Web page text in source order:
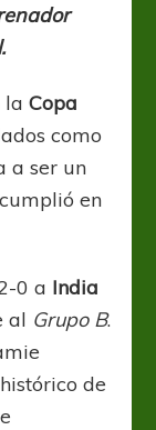
laCopa
como
a ser un
en
0 a India
al Grupo B.
de